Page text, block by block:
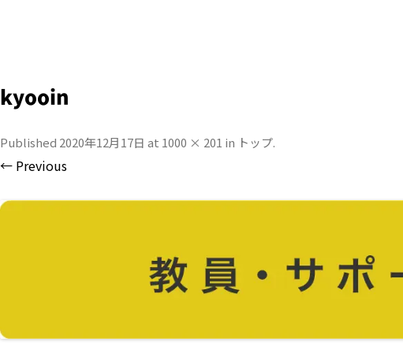
kyooin
Published 2020年12月17日 at 1000 × 201 in トップ.
← Previous